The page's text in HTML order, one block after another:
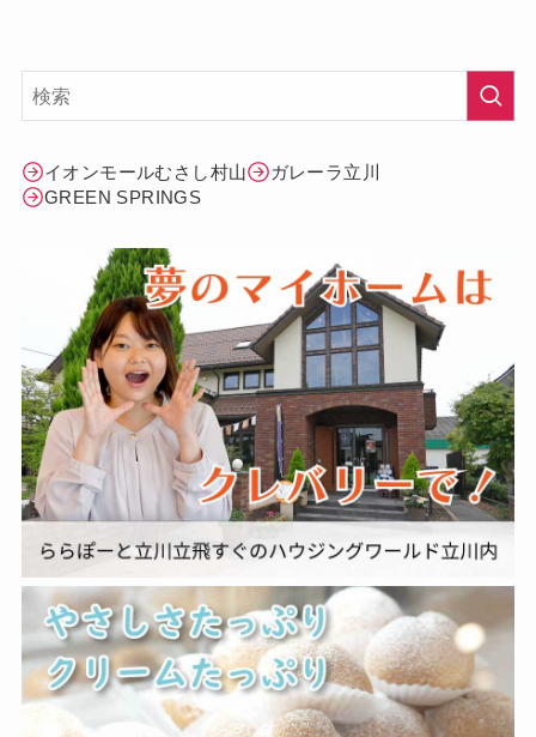
イオンモールむさし村山
ガレーラ立川
GREEN SPRINGS